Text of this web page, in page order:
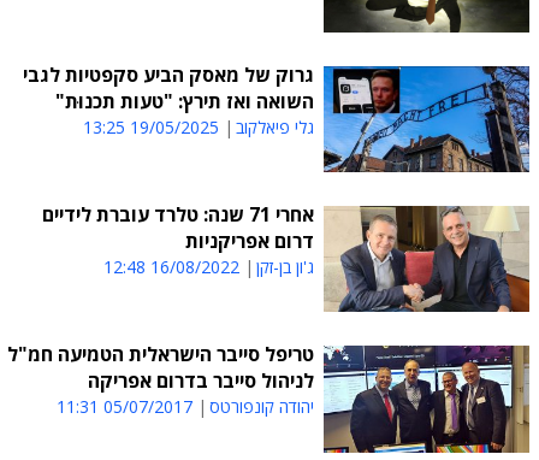
גרוק של מאסק הביע סקפטיות לגבי
השואה ואז תירץ: "טעות תכנוּת"
גלי פיאלקוב 19/05/2025 13:25
אחרי 71 שנה: טלרד עוברת לידיים
דרום אפריקניות
ג'ון בן-זקן 16/08/2022 12:48
טריפל סייבר הישראלית הטמיעה חמ"ל
לניהול סייבר בדרום אפריקה
יהודה קונפורטס 05/07/2017 11:31